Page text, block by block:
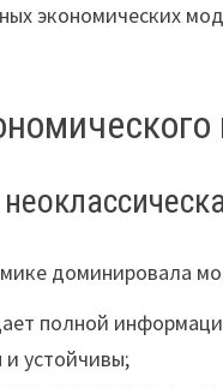
экономических
доминировала
полной
устойчивы;